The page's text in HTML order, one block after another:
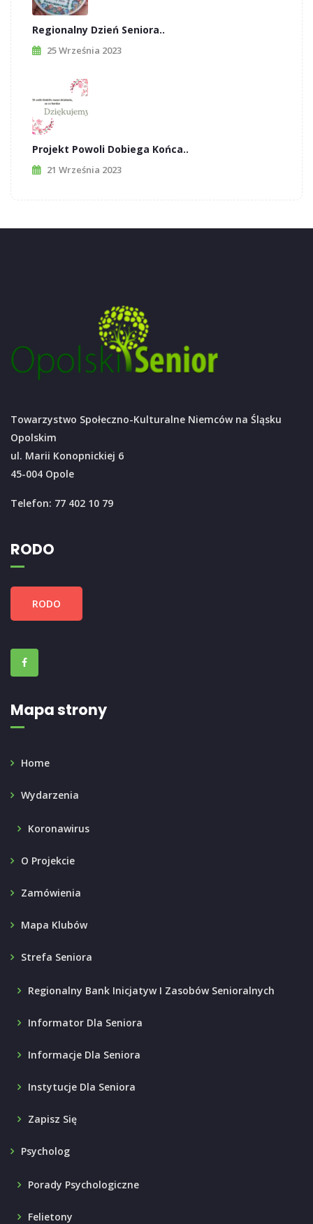
Regionalny Dzień Seniora..
25 Września 2023
Projekt Powoli Dobiega Końca..
21 Września 2023
Towarzystwo Społeczno-Kulturalne Niemców na Śląsku
Opolskim
ul. Marii Konopnickiej 6
45-004 Opole
Telefon: 77 402 10 79
RODO
RODO
Mapa strony
Home
Wydarzenia
Koronawirus
O Projekcie
Zamówienia
Mapa Klubów
Strefa Seniora
Regionalny Bank Inicjatyw I Zasobów Senioralnych
Informator Dla Seniora
Informacje Dla Seniora
Instytucje Dla Seniora
Zapisz Się
Psycholog
Porady Psychologiczne
Felietony